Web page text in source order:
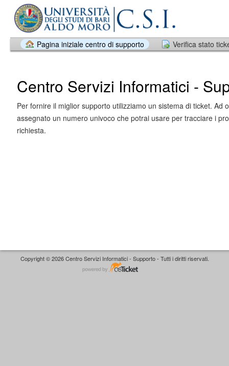
Pagina iniziale centro di supporto Verifica stato
Centro Servizi Informatici -
Per fornire il miglior supporto utilizziamo un sistema di ticket. Ad
assegnato un numero univoco che potrai usare per tracciare i
richiesta.
Copyright © 2026 Centro Servizi Informatici - Supporto - Tutti i diritti riservati.